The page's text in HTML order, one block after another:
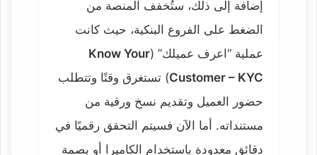
إضافة إلى ذلك، ستُخفف المنصة من
الضغط على الفروع البنكية، حيث كانت
عملية “اعرف عميلك” (Know Your
Customer – KYC) تستغرق وقتًا وتتطلب
حضور العميل وتقديم نسخ ورقية من
مستنداته. أما الآن فسيتم التحقق رقميًا في
دقائق معدودة باستخدام الكاميرا أو بصمة